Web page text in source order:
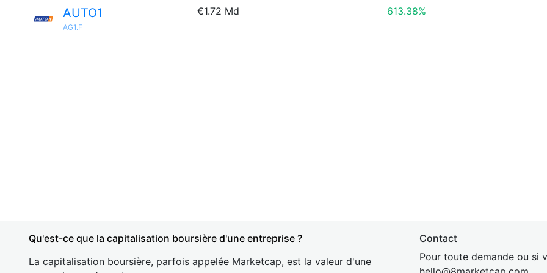
AUTO1
AG1.F
€1.72 Md 613.38%
Qu'est-ce que la capitalisation boursière d'une entreprise ?
La capitalisation boursière, parfois appelée Marketcap, est la valeur d'une
Contact
Pour toute demande ou si